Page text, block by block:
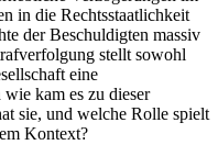
in die Rechtsstaatlichkeit
der Beschuldigten massiv
stellt sowohl
eine
kam es zu dieser
sie, und welche Rolle spielt
Kontext?